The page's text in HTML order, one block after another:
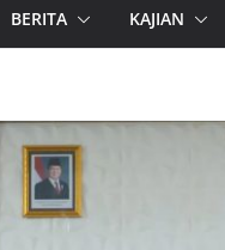
BERITA KAJIAN